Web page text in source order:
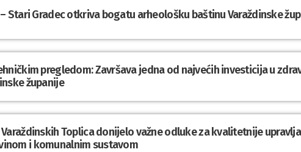
Stari Gradec otkriva bogatu arheološku baštinu Varaždinske
pregledom: Završava jedna od najvećih investicija u
županije
Toplica donijelo važne odluke za kvalitetnije
i komunalnim sustavom